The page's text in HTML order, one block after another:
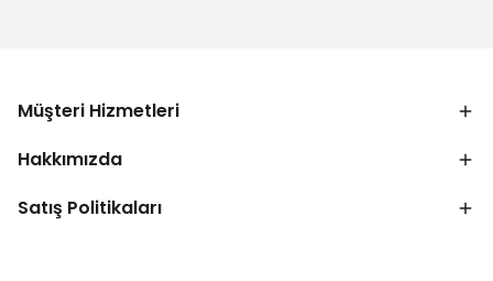
Müşteri Hizmetleri
Hakkımızda
Satış Politikaları